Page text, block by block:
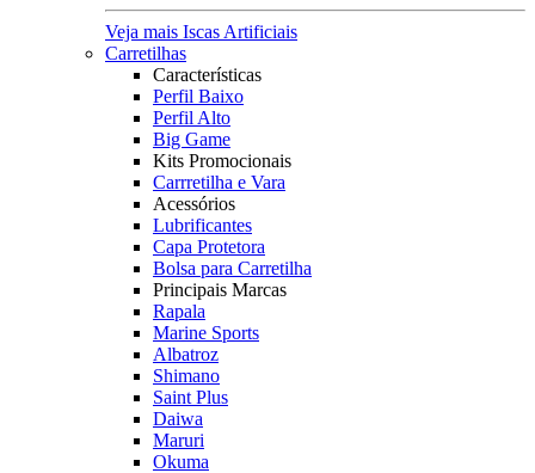
Veja mais Iscas Artificiais
Carretilhas
Características
Perfil Baixo
Perfil Alto
Big Game
Kits Promocionais
Carrretilha e Vara
Acessórios
Lubrificantes
Capa Protetora
Bolsa para Carretilha
Principais Marcas
Rapala
Marine Sports
Albatroz
Shimano
Saint Plus
Daiwa
Maruri
Okuma